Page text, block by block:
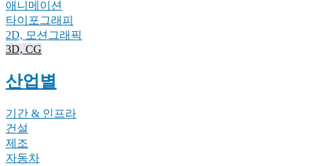
애니메이션
타이포그래피
2D, 모션그래픽
3D, CG
산업별
기간 & 인프라
건설
제조
자동차